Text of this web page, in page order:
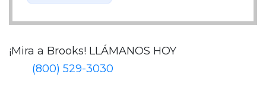
¡Mira a Brooks! LLÁMANOS HOY
(800) 529-3030